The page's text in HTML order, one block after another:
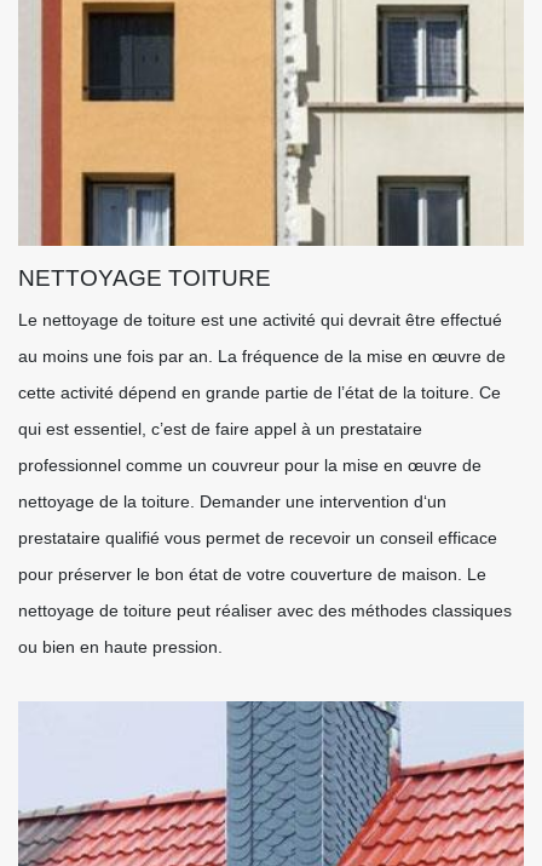
NETTOYAGE TOITURE
Le nettoyage de toiture est une activité qui devrait être effectué
au moins une fois par an. La fréquence de la mise en œuvre de
cette activité dépend en grande partie de l’état de la toiture. Ce
qui est essentiel, c’est de faire appel à un prestataire
professionnel comme un couvreur pour la mise en œuvre de
nettoyage de la toiture. Demander une intervention d‘un
prestataire qualifié vous permet de recevoir un conseil efficace
pour préserver le bon état de votre couverture de maison. Le
nettoyage de toiture peut réaliser avec des méthodes classiques
ou bien en haute pression.